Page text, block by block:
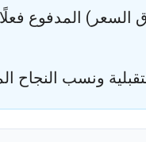
السعر) المدفوع
ونسب النجاح